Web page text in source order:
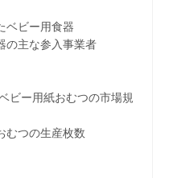
ビー用食器
な参入事業者
用紙おむつの市場規
の生産枚数